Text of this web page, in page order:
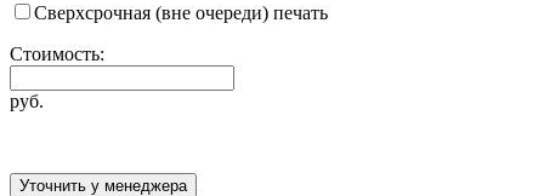
Сверхсрочная (вне очереди) печать
Стоимость:
руб.
Уточнить у менеджера